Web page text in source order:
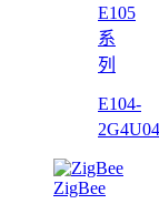
E105
系
列
E104-
ZigBee